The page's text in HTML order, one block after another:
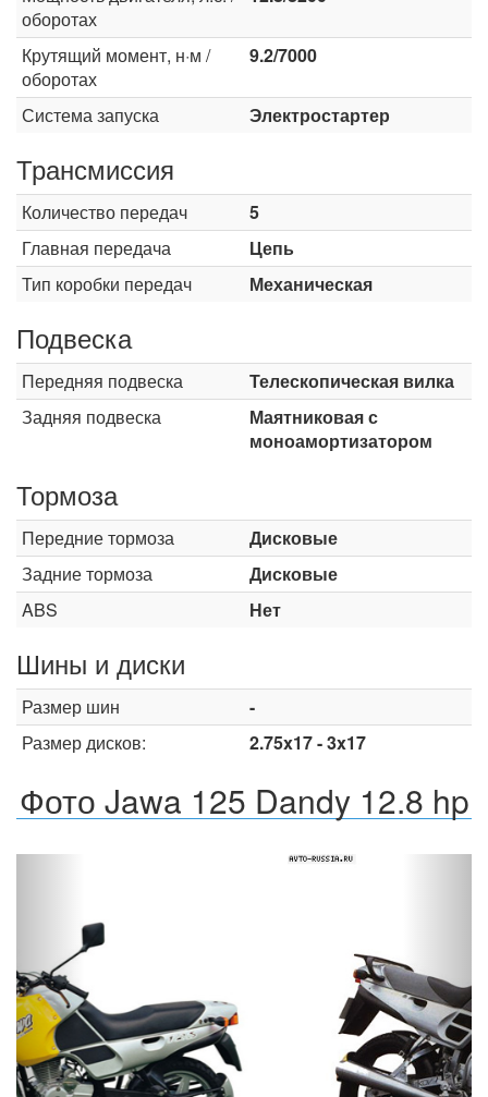
оборотах
Крутящий момент, н·м /
оборотах
9.2/7000
Система запуска Электростартер
Трансмиссия
Количество передач
5
Главная передача
Цепь
Тип коробки передач
Механическая
Подвеска
Передняя подвеска
Телескопическая вилка
Задняя подвеска
Маятниковая с
моноамортизатором
Тормоза
Передние тормоза
Дисковые
Задние тормоза
Дисковые
ABS
Нет
Шины и диски
Размер шин
-
Размер дисков:
2.75x17 - 3x17
Фото Jawa 125 Dandy 12.8 hp